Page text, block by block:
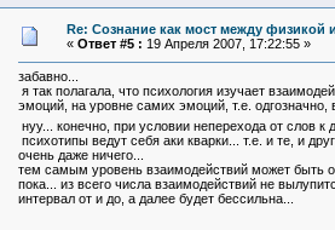
Re: Сознание как мост между физикой
« Ответ #5 : 19 Апреля 2007, 17:22:55 »
забавно...
я так полагала, что психология изучает
эмоций, на уровне самих эмоций, т.е.
нуу... конечно, при условии неперехода от слов к
психотипы ведут себя аки кварки... т.е. и те, и
очень даже ничего...
тем самым уровень взаимодействий может быть
пока... из всего числа взаимодействий не
интервал от и до, а далее будет бессильна...